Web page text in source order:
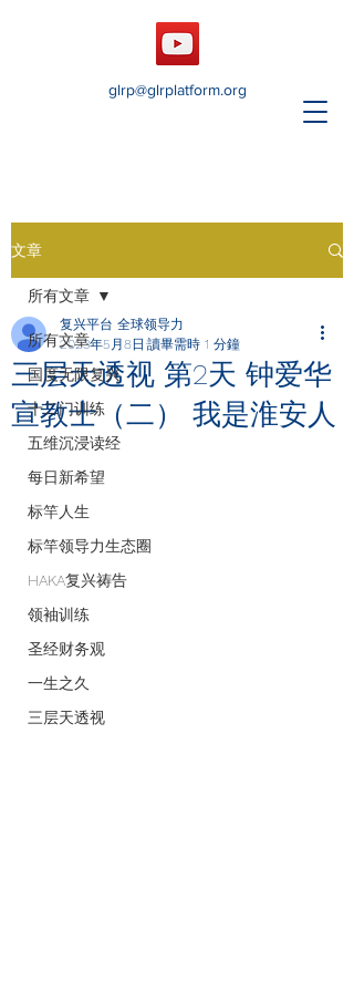
glrp@glrplatform.org
文章
所有文章
国度无限复兴
十二门训练
五维沉浸读经
每日新希望
标竿人生
标竿领导力生态圈
HAKA复兴祷告
领袖训练
圣经财务观
一生之久
三层天透视
所有文章
三层天透视 第2天 钟爱华
宣教士（二） 我是淮安人
复兴平台 全球领导力
2023年5月8日 讀畢需時 1 分鐘